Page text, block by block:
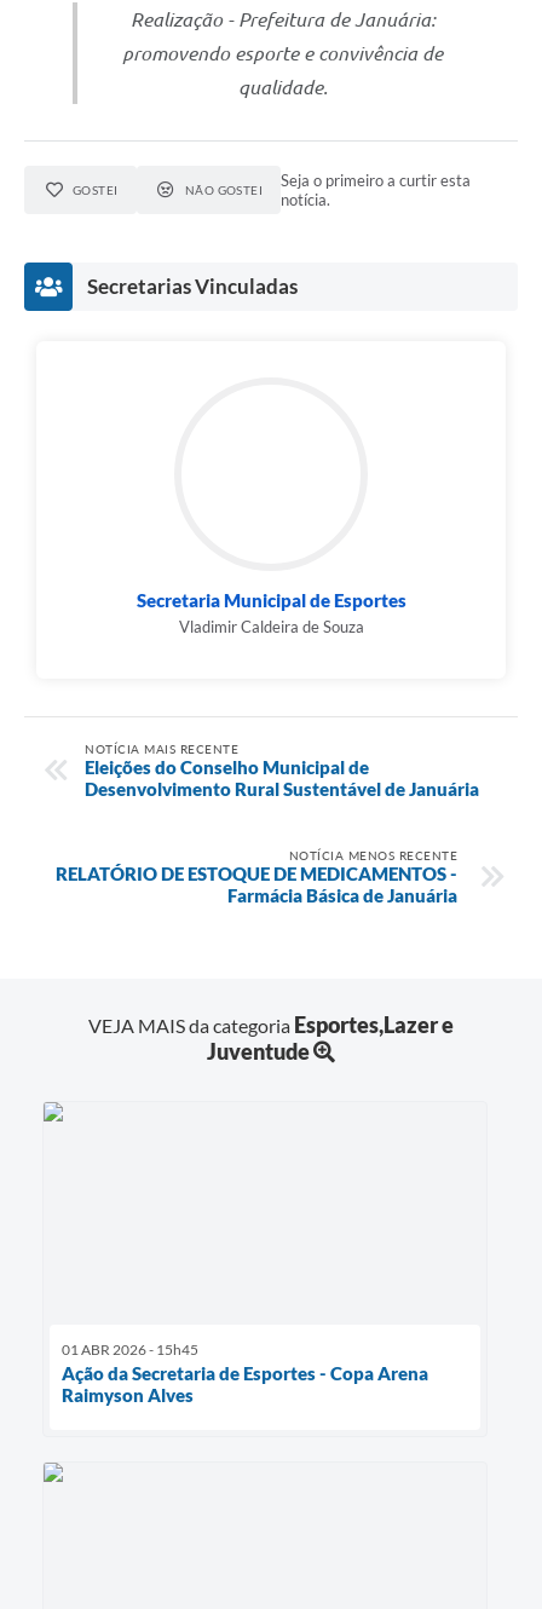
Realização - Prefeitura de Januária:
promovendo esporte e convivência de
qualidade.
GOSTEI NÃO GOSTEI
Seja o primeiro a curtir esta
notícia.
Secretarias Vinculadas
Secretaria Municipal de Esportes
Vladimir Caldeira de Souza
NOTÍCIA MAIS RECENTE
Eleições do Conselho Municipal de
Desenvolvimento Rural Sustentável de Januária
NOTÍCIA MENOS RECENTE
RELATÓRIO DE ESTOQUE DE MEDICAMENTOS -
Farmácia Básica de Januária
VEJA MAIS da categoria Esportes,Lazer e
Juventude
01 ABR 2026 - 15h45
Ação da Secretaria de Esportes - Copa Arena
Raimyson Alves